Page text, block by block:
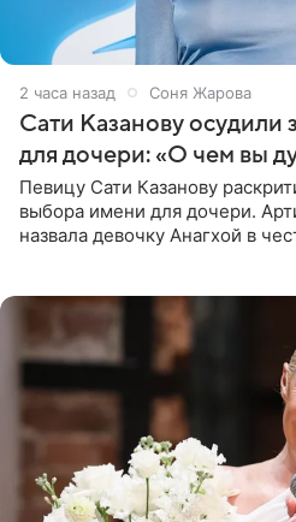
2 часа назад Соня Жарова
Сати Казанову осудили
для дочери: «О чем вы
Певицу Сати Казанову
выбора имени для дочери.
назвала девочку Анагхой в